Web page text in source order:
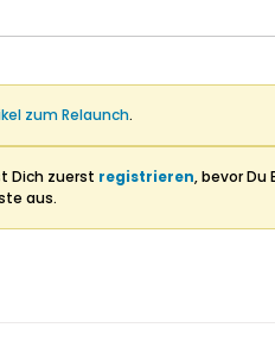
zum Relaunch.
Dich zuerst registrieren, bevor Du
aus.